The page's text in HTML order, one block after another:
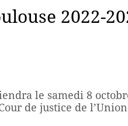
2022-
le samedi 8
de justice de